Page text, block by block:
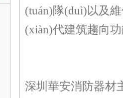
(tuán)隊(duì)以及維
(xiàn)代建筑趨向功
深圳華安消防器材主